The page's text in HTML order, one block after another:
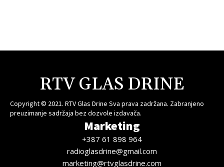
RTV GLAS DRINE
Copyright © 2021. RTV Glas Drine Sva prava zadržana. Zabranjeno
preuzimanje sadržaja bez dozvole izdavača.
Marketing
+387 61 898 964
radioglasdrine@gmail.com
marketing@rtvglasdrine.com